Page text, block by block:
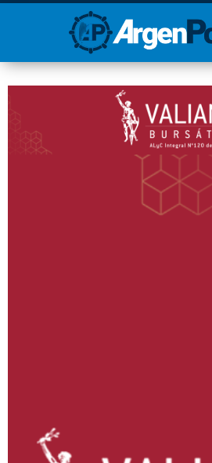
¡Sumate a nuestro
Newsletter!
Nombre Apellidos
Estoy de acuerdo con las